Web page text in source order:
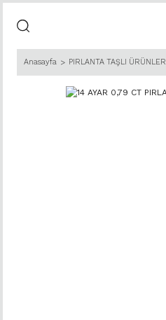
Anasayfa PIRLANTA TAŞLI ÜRÜNLER